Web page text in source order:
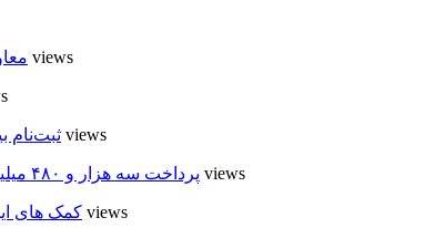
6 views
ثبت‌نام بیش از ۵۰۰۰ داوطلب در 5 views
پرداخت سه هزار و ۴۸۰ میلیارد تومان تسهیلات مقاوم سازی مسکن روستایی در اردبیل 5 views
کمک های 5 views